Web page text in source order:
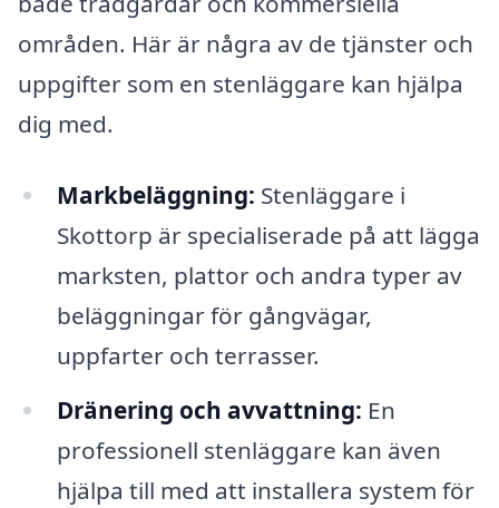
områden. Här är några av de tjänster och
uppgifter som en stenläggare kan hjälpa
dig med.
Markbeläggning: Stenläggare i
Skottorp är specialiserade på att lägga
marksten, plattor och andra typer av
beläggningar för gångvägar,
uppfarter och terrasser.
Dränering och avvattning: En
professionell stenläggare kan även
hjälpa till med att installera system för